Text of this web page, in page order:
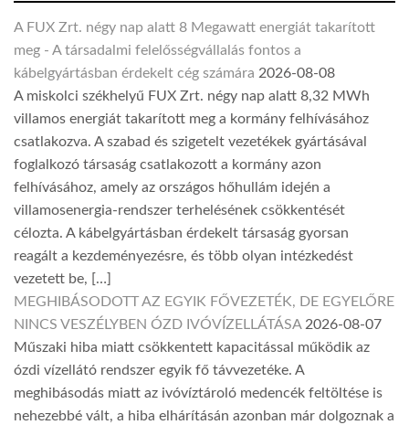
A FUX Zrt. négy nap alatt 8 Megawatt energiát takarított
meg - A társadalmi felelősségvállalás fontos a
kábelgyártásban érdekelt cég számára 2026-08-08
A miskolci székhelyű FUX Zrt. négy nap alatt 8,32 MWh
villamos energiát takarított meg a kormány felhívásához
csatlakozva. A szabad és szigetelt vezetékek gyártásával
foglalkozó társaság csatlakozott a kormány azon
felhívásához, amely az országos hőhullám idején a
villamosenergia-rendszer terhelésének csökkentését
célozta. A kábelgyártásban érdekelt társaság gyorsan
reagált a kezdeményezésre, és több olyan intézkedést
vezetett be, […]
MEGHIBÁSODOTT AZ EGYIK FŐVEZETÉK, DE EGYELŐRE
NINCS VESZÉLYBEN ÓZD IVÓVÍZELLÁTÁSA 2026-08-07
Műszaki hiba miatt csökkentett kapacitással működik az
ózdi vízellátó rendszer egyik fő távvezetéke. A
meghibásodás miatt az ivóvíztároló medencék feltöltése is
nehezebbé vált, a hiba elhárításán azonban már dolgoznak a